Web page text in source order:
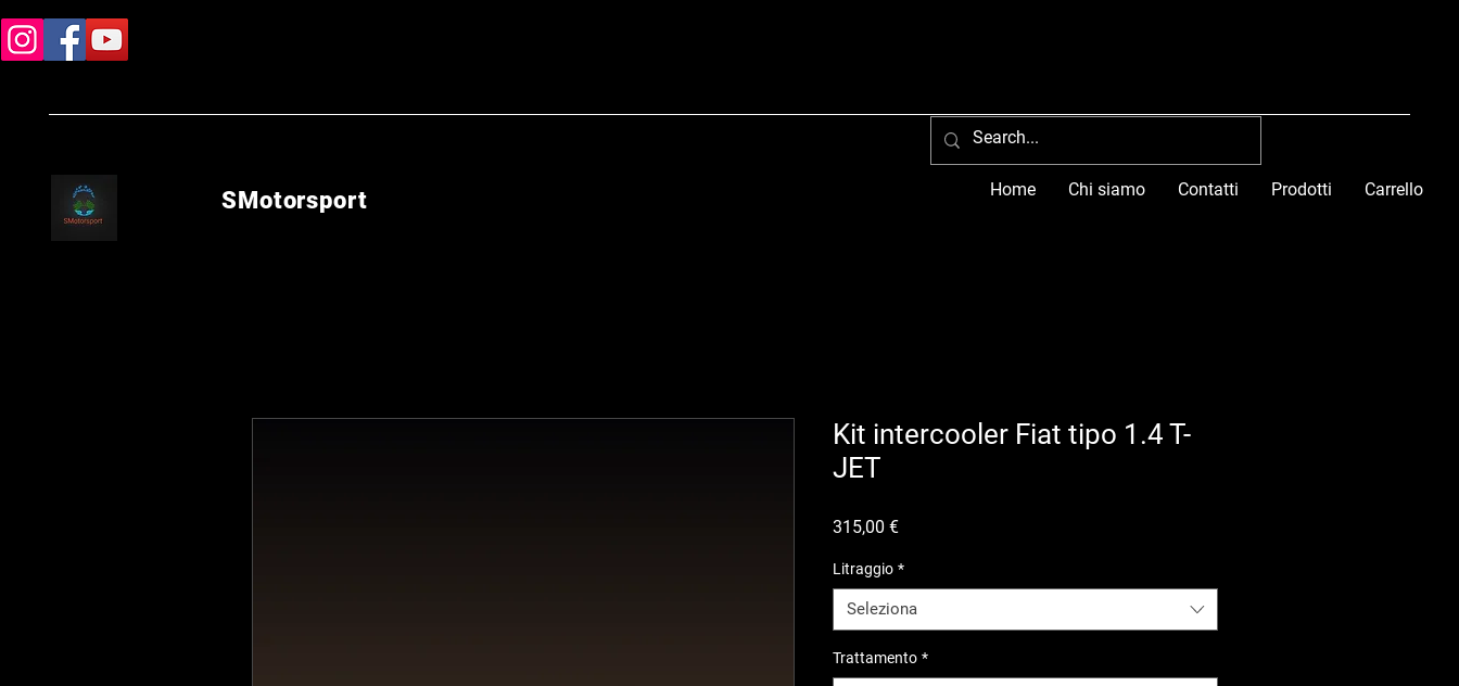
SMotorsport Home Chi siamo Contatti Prodotti Carrello
Kit intercooler Fiat tipo 1.4 T-
JET
315,00 €Prezzo
Litraggio *
Seleziona
Trattamento *